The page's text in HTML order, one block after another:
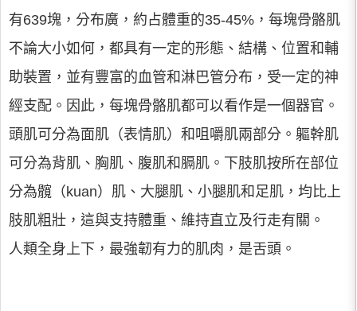
有639塊，分布廣，約占體重的35-45%，每塊骨骼肌
不論大小如何，都具有一定的形態、結構、位置和輔
助裝置，並有豐富的血管和淋巴管分布，受一定的神
經支配。因此，每塊骨骼肌都可以看作是一個器官。
頭肌可分為面肌（表情肌）和咀嚼肌兩部分。軀幹肌
可分為背肌、胸肌、腹肌和膈肌。下肢肌按所在部位
分為髖（kuan）肌、大腿肌、小腿肌和足肌，均比上
肢肌粗壯，這與支持體重、維持直立及行走有關。
人類全身上下，最強韌有力的肌肉，是舌頭。